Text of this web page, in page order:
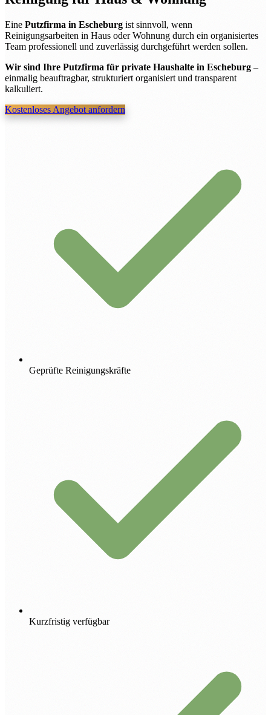
Eine Putzfirma in Escheburg ist sinnvoll, wenn
Reinigungsarbeiten in Haus oder Wohnung durch ein organisiertes
Team professionell und zuverlässig durchgeführt werden sollen.
Wir sind Ihre Putzfirma für private Haushalte in Escheburg –
einmalig beauftragbar, strukturiert organisiert und transparent
kalkuliert.
Kostenloses Angebot anfordern
Geprüfte Reinigungskräfte
Kurzfristig verfügbar